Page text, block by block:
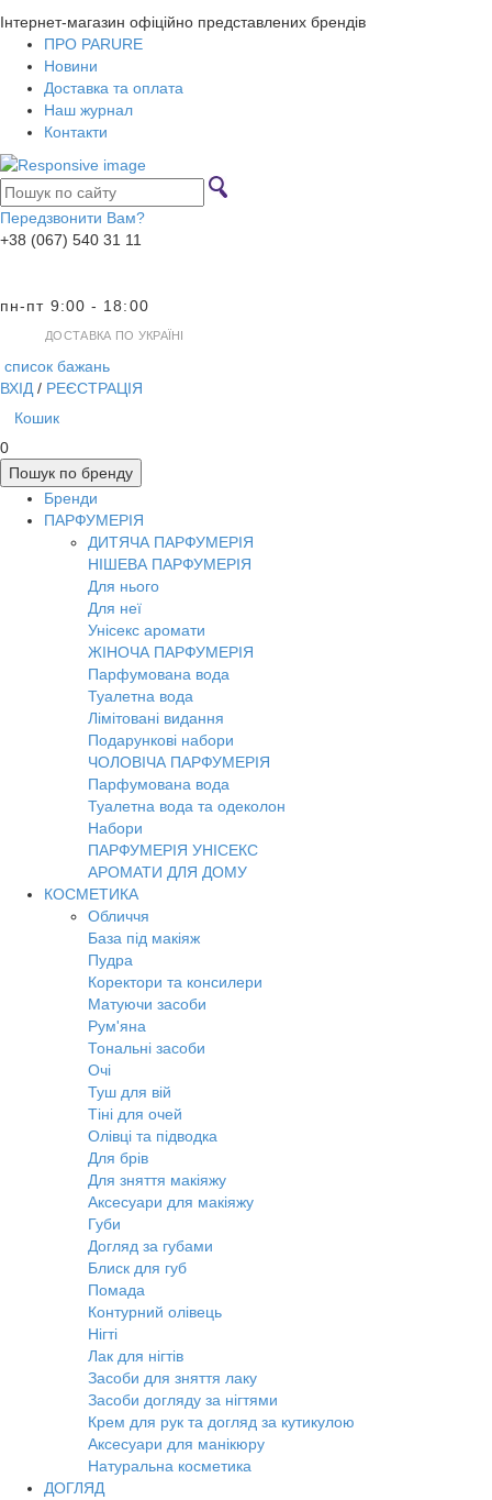
Інтернет-магазин офіційно представлених брендів
ПРО PARURE
Новини
Доставка та оплата
Наш журнал
Контакти
Передзвонити Вам?
+38 (067) 540 31 11
пн-пт 9:00 - 18:00
ДОСТАВКА ПО УКРАЇНІ
список бажань
ВХІД / РЕЄСТРАЦІЯ
Кошик
0
Пошук по бренду
Бренди
ПАРФУМЕРІЯ
ДИТЯЧА ПАРФУМЕРІЯ
НІШЕВА ПАРФУМЕРІЯ
Для нього
Для неї
Унісекс аромати
ЖІНОЧА ПАРФУМЕРІЯ
Парфумована вода
Туалетна вода
Лімітовані видання
Подарункові набори
ЧОЛОВІЧА ПАРФУМЕРІЯ
Парфумована вода
Туалетна вода та одеколон
Набори
ПАРФУМЕРІЯ УНІСЕКС
АРОМАТИ ДЛЯ ДОМУ
КОСМЕТИКА
Обличчя
База під макіяж
Пудра
Коректори та консилери
Матуючи засоби
Рум'яна
Тональні засоби
Очі
Туш для вій
Тіні для очей
Олівці та підводка
Для брів
Для зняття макіяжу
Аксесуари для макіяжу
Губи
Догляд за губами
Блиск для губ
Помада
Контурний олівець
Нігті
Лак для нігтів
Засоби для зняття лаку
Засоби догляду за нігтями
Крем для рук та догляд за кутикулою
Аксесуари для манікюру
Натуральна косметика
ДОГЛЯД